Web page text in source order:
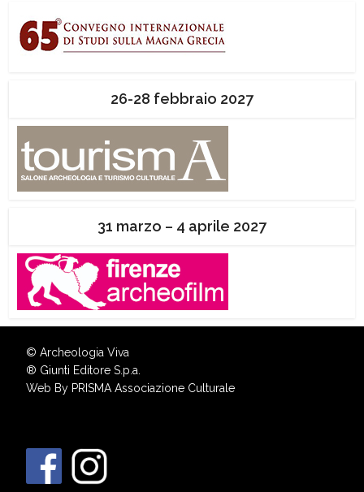
26-28 febbraio 2027
31 marzo – 4 aprile 2027
© Archeologia Viva
® Giunti Editore S.p.a.
Web By PRISMA Associazione Culturale